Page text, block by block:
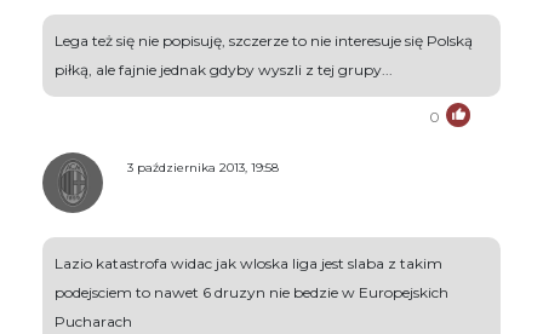
Lega też się nie popisuję, szczerze to nie interesuje się Polską
piłką, ale fajnie jednak gdyby wyszli z tej grupy...
0
3 października 2013, 19:58
Lazio katastrofa widac jak wloska liga jest slaba z takim
podejsciem to nawet 6 druzyn nie bedzie w Europejskich
Pucharach